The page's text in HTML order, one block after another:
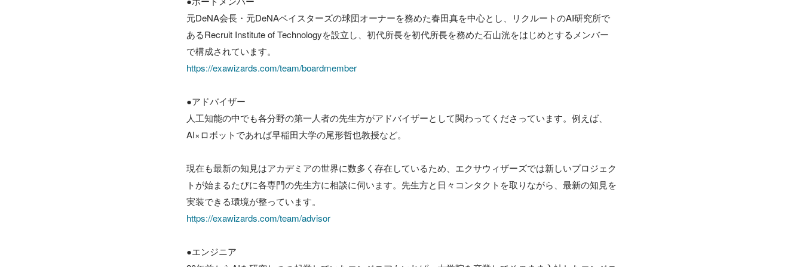
元DeNA会長・元DeNAベイスターズの球団オーナーを務めた春田真を中心とし、リクルートのAI研究所で
あるRecruit Institute of Technologyを設立し、初代所長を初代所長を務めた石山洸をはじめとするメンバー
https://exawizards.com/team/boardmember
●アドバイザー
人工知能の中でも各分野の第一人者の先生方がアドバイザーとして関わってくださっています。例えば、
AI×ロボットであれば早稲田大学の尾形哲也教授など。
現在も最新の知見はアカデミアの世界に数多く存在しているため、エクサウィザーズでは新しいプロジェク
トが始まるたびに各専門の先生方に相談に伺います。先生方と日々コンタクトを取りながら、最新の知見を
https://exawizards.com/team/advisor
●エンジニア